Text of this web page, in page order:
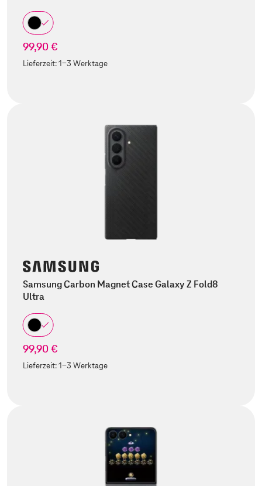
99,90 €
Lieferzeit:1-3 Werktage
Samsung Carbon Magnet Case Galaxy Z Fold8
Ultra
99,90 €
Lieferzeit:1-3 Werktage